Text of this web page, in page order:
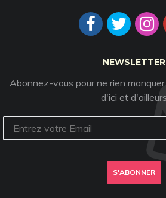
NEWSLETTER
Abonnez-vous pour ne rien
d'ici et d'ailleurs
S'ABONNER